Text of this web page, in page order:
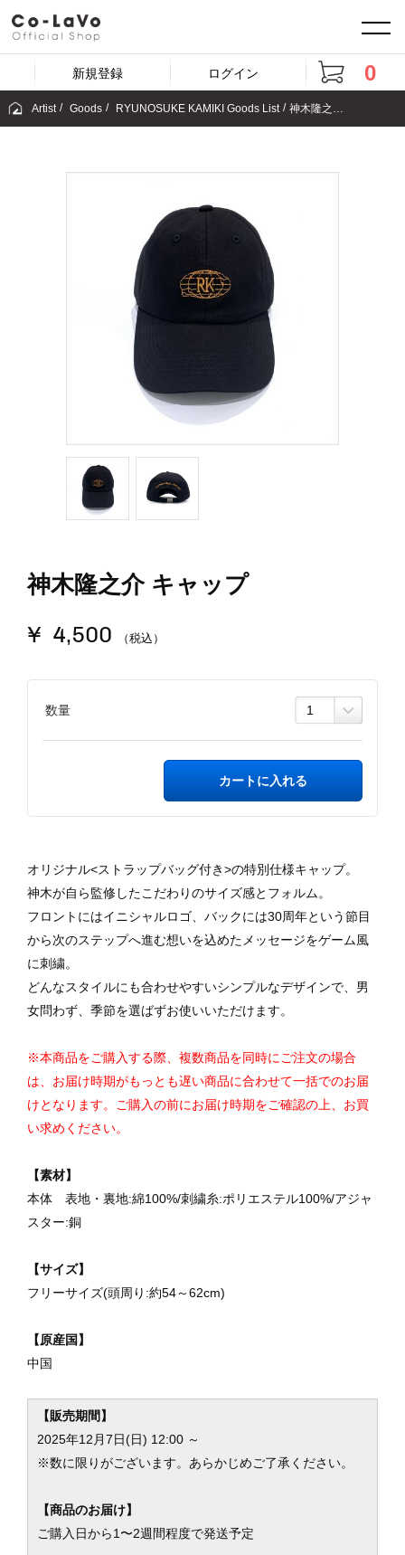
新規登録 ログイン 0
Artist Goods RYUNOSUKE KAMIKI Goods List 神木隆之介 キャップ
神木隆之介 キャップ
¥ 4,500
（税込）
数量
カートに入れる
オリジナル<ストラップバッグ付き>の特別仕様キャップ。
神木が自ら監修したこだわりのサイズ感とフォルム。
フロントにはイニシャルロゴ、バックには30周年という節目
から次のステップへ進む想いを込めたメッセージをゲーム風
に刺繍。
どんなスタイルにも合わせやすいシンプルなデザインで、男
女問わず、季節を選ばずお使いいただけます。
※本商品をご購入する際、複数商品を同時にご注文の場合
は、お届け時期がもっとも遅い商品に合わせて一括でのお届
けとなります。ご購入の前にお届け時期をご確認の上、お買
い求めください。
【素材】
本体 表地・裏地:綿100%/刺繍糸:ポリエステル100%/アジャ
スター:銅
【サイズ】
フリーサイズ(頭周り:約54～62cm)
【原産国】
中国
【販売期間】
2025年12月7日(日) 12:00 ～
※数に限りがございます。あらかじめご了承ください。
【商品のお届け】
ご購入日から1〜2週間程度で発送予定